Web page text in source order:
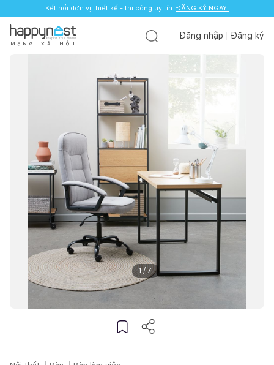
Kết nối đơn vị thiết kế - thi công uy tín. ĐĂNG KÝ NGAY!
M Ạ N G X Ã H Ộ I
Đăng nhập Đăng ký
1/7